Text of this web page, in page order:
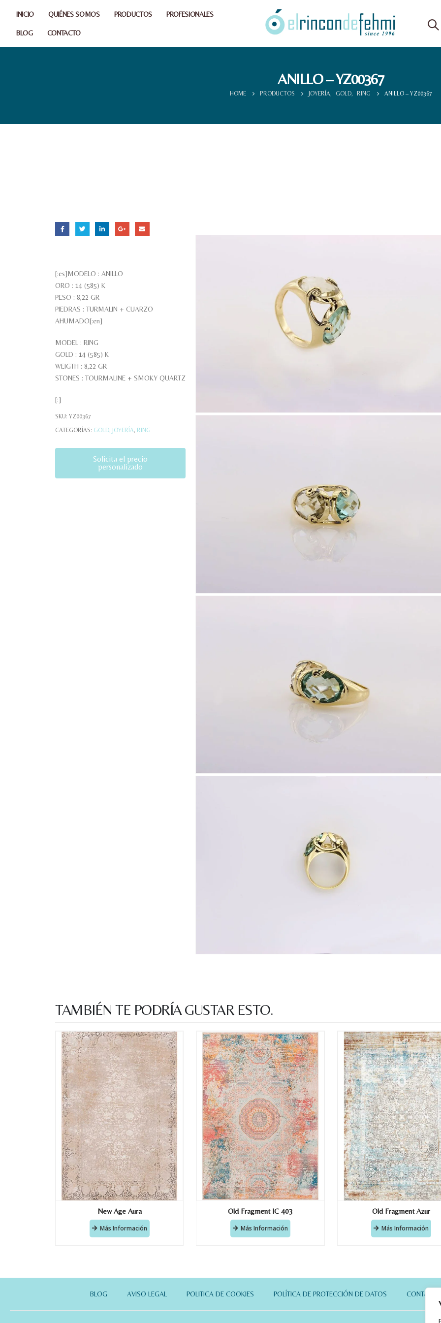
INICIO QUIÉNES SOMOS PRODUCTOS PROFESIONALES
BLOG CONTACTO
ANILLO – YZ00367
HOME PRODUCTOS JOYERÍA, GOLD, RING ANILLO – YZ00367
[:es]MODELO : ANILLO
ORO : 14 (585) K
PESO : 8,22 GR
PIEDRAS : TURMALIN + CUARZO
AHUMADO[:en]
MODEL : RING
GOLD : 14 (585) K
WEIGTH : 8,22 GR
STONES : TOURMALINE + SMOKY QUARTZ
[:]
SKU: YZ00367
CATEGORÍAS: GOLD, JOYERÍA, RING
Solicita el precio
personalizado
TAMBIÉN TE PODRÍA GUSTAR ESTO.
New Age Aura
Más Información
Old Fragment IC 403
Más Información
Old Fragment Azur
Más Información
BLOG AVISO LEGAL POLITICA DE COOKIES POLÍTICA DE PROTECCIÓN DE DATOS CONTACTO
Doy mi consentimiento para que esta web